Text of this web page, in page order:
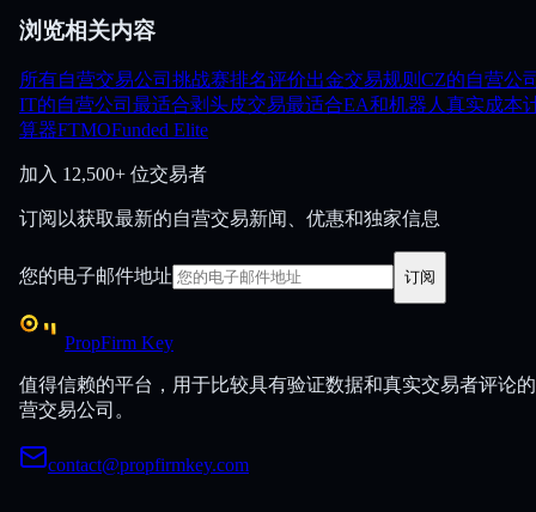
浏览相关内容
所有自营交易公司 挑战赛排名评价出金交易规则 CZ的自营公
IT的自营公司 最适合剥头皮交易最适合EA和机器人 真实成本
算器FTMOFunded Elite
加入 12,500+ 位交易者
订阅以获取最新的自营交易新闻、优惠和独家信息
您的电子邮件地址 订阅
PropFirm Key
值得信赖的平台，用于比较具有验证数据和真实交易者评论
营交易公司。
contact@propfirmkey.com